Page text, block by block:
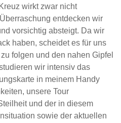
wirkt zwar nicht
entdecken wir
vorsichtig absteigt. Da wir
haben, scheidet es für uns
folgen und den nahen Gipfel
wir intensiv das
in meinem Handy
unsere Tour
und der in diesem
sowie der aktuellen